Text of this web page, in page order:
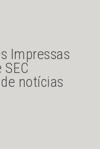
sanduiche
Impressas
SEC
notícias